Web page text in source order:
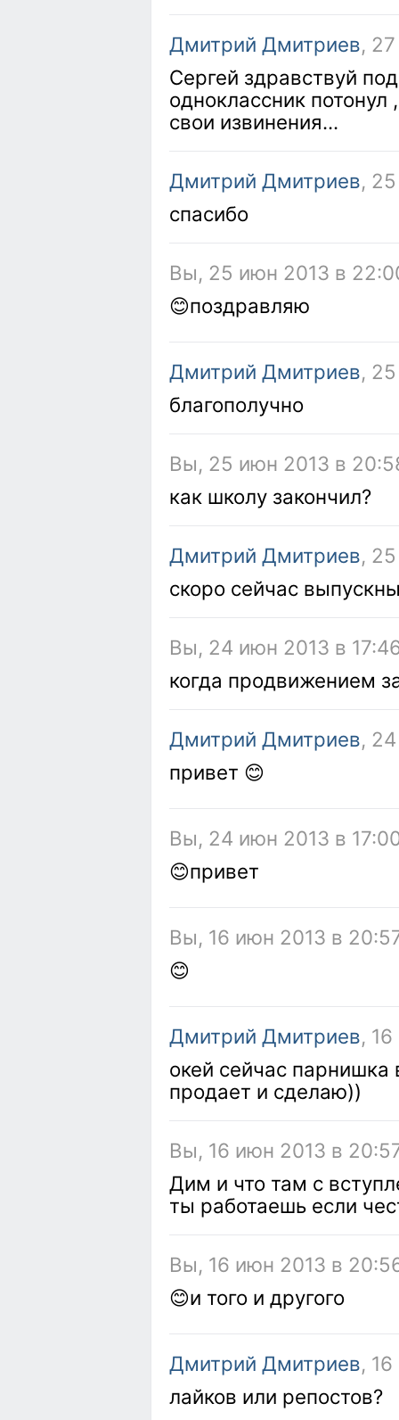
Дмитрий Дмитриев,
Сергей здравствуй
одноклассник потонул
свои извинения...
Дмитрий Дмитриев,
спасибо
Вы, 25 июн 2013 в
😊поздравляю
Дмитрий Дмитриев,
благополучно
Вы, 25 июн 2013 в
как школу закончил?
Дмитрий Дмитриев,
скоро сейчас
Вы, 24 июн 2013 в
когда продвижением
Дмитрий Дмитриев,
привет 😊
Вы, 24 июн 2013 в
😊привет
Вы, 16 июн 2013 в
😊
Дмитрий Дмитриев,
окей сейчас парнишка
продает и сделаю))
Вы, 16 июн 2013 в
Дим и что там с
ты работаешь если
Вы, 16 июн 2013 в
😊и того и другого
Дмитрий Дмитриев,
лайков или репостов?